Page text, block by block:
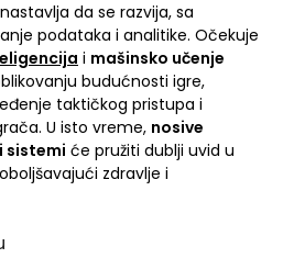
da se razvija, sa
podataka i analitike. Očekuje
i mašinsko učenje
budućnosti igre,
taktičkog pristupa i
U isto vreme, nosive
sistemi će pružiti dublji uvid u
zdravlje i